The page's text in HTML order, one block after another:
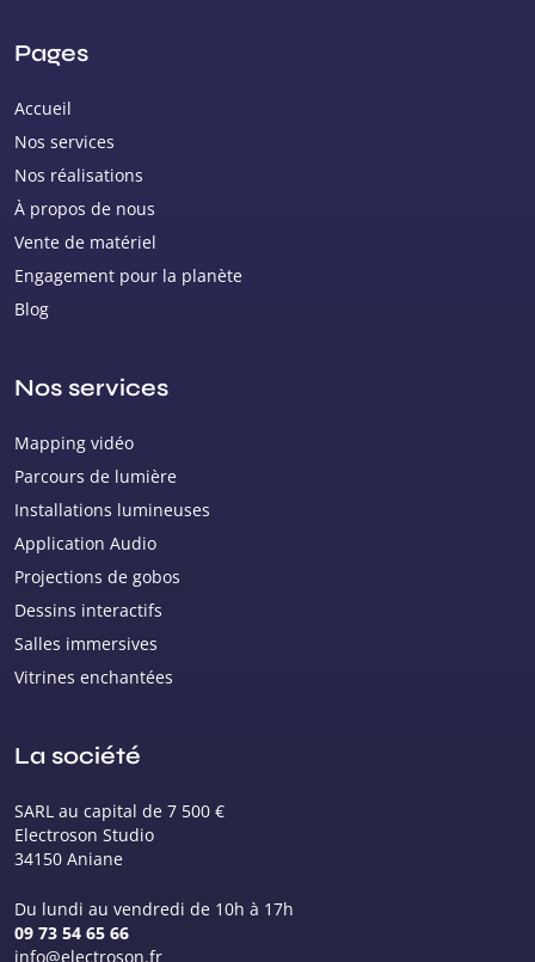
Pages
Accueil
Nos services
Nos réalisations
À propos de nous
Vente de matériel
Engagement pour la planète
Blog
Nos services
Mapping vidéo
Parcours de lumière
Installations lumineuses
Application Audio
Projections de gobos
Dessins interactifs
Salles immersives
Vitrines enchantées
La société
SARL au capital de 7 500 €
Electroson Studio
34150 Aniane
Du lundi au vendredi de 10h à 17h
09 73 54 65 66
info@electroson.fr